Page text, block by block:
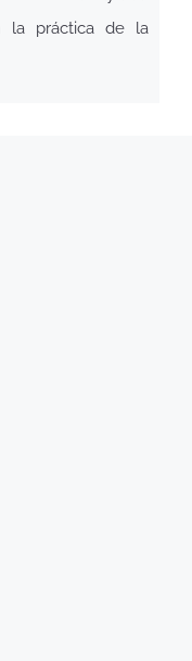
la práctica de la